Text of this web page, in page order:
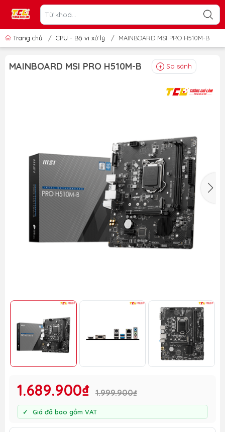
Trang chủ / CPU - Bộ vi xử lý / MAINBOARD MSI PRO H510M-B
MAINBOARD MSI PRO H510M-B So sánh
1.689.900₫ 1.999.900₫
Giá đã bao gồm VAT